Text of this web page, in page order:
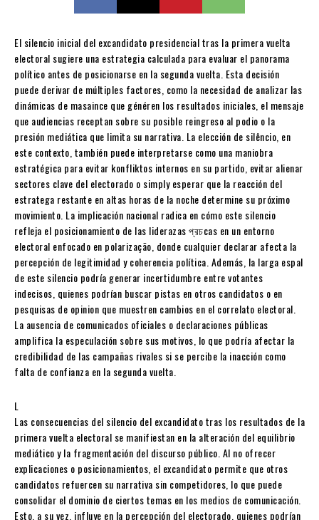
El silencio inicial del excandidato presidencial tras la primera vuelta
electoral sugiere una estrategia calculada para evaluar el panorama
político antes de posicionarse en la segunda vuelta. Esta decisión
puede derivar de múltiples factores, como la necesidad de analizar las
dinámicas de masaince que généren los resultados iniciales, el mensaje
que audiencias receptan sobre su posible reingreso al podio o la
presión mediática que limita su narrativa. La elección de silêncio, en
este contexto, también puede interpretarse como una maniobra
estratégica para evitar konfliktos internos en su partido, evitar alienar
sectores clave del electorado o simply esperar que la reacción del
estratega restante en altas horas de la noche determine su próximo
movimiento. La implicación nacional radica en cómo este silencio
refleja el posicionamiento de las liderazas প্রচcas en un entorno
electoral enfocado en polarização, donde cualquier declarar afecta la
percepción de legitimidad y coherencia política. Además, la larga espal
de este silencio podría generar incertidumbre entre votantes
indecisos, quienes podrían buscar pistas en otros candidatos o en
pesquisas de opinion que muestren cambios en el correlato electoral.
La ausencia de comunicados oficiales o declaraciones públicas
amplifica la especulación sobre sus motivos, lo que podría afectar la
credibilidad de las campañas rivales si se percibe la inacción como
falta de confianza en la segunda vuelta.
L
Las consecuencias del silencio del excandidato tras los resultados de la
primera vuelta electoral se manifiestan en la alteración del equilibrio
mediático y la fragmentación del discurso público. Al no ofrecer
explicaciones o posicionamientos, el excandidato permite que otros
candidatos refuercen su narrativa sin competidores, lo que puede
consolidar el dominio de ciertos temas en los medios de comunicación.
Esto, a su vez, influye en la percepción del electorado, quienes podrían